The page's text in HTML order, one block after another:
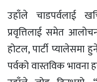
उहाँले चाडपर्वलाई
प्रवृत्तिलाई समेत
होटल, पार्टी प्यालेसमा
पर्वको वास्तविक भावना